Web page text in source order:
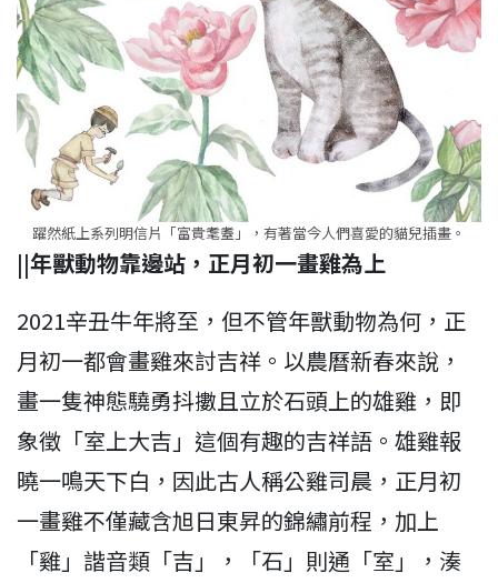
躍然紙上系列明信片「富貴耄耋」，有著當今人們喜愛的貓兒插畫。
||年獸動物靠邊站，正月初一畫雞為上
2021辛丑牛年將至，但不管年獸動物為何，正
月初一都會畫雞來討吉祥。以農曆新春來說，
畫一隻神態驍勇抖擻且立於石頭上的雄雞，即
象徵 「室上大吉」 這個有趣的吉祥語。雄雞報
曉一鳴天下白，因此古人稱公雞司晨，正月初
一畫雞不僅藏含旭日東昇的錦繡前程，加上
「雞」諧音類「吉」，「石」則通「室」，湊